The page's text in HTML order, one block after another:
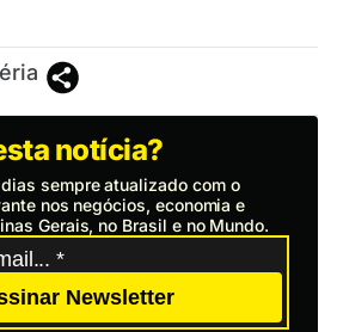
notícia?
sempre atualizado com o
nos negócios, economia e
Gerais, no Brasil e no Mundo.
Newsletter